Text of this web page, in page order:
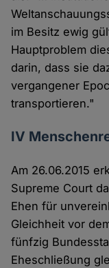
im Besitz ewig
Hauptproblem
darin, dass sie
vergangener
transportieren."
IV
Am 26.06.2015
Supreme Court
Ehen für
Gleichheit vor
fünfzig
Eheschließung